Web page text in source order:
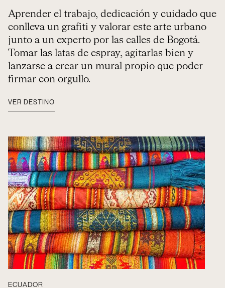
Aprender el trabajo, dedicación y cuidado que
conlleva un grafiti y valorar este arte urbano
junto a un experto por las calles de Bogotá.
Tomar las latas de espray, agitarlas bien y
lanzarse a crear un mural propio que poder
firmar con orgullo.
VER DESTINO
ECUADOR